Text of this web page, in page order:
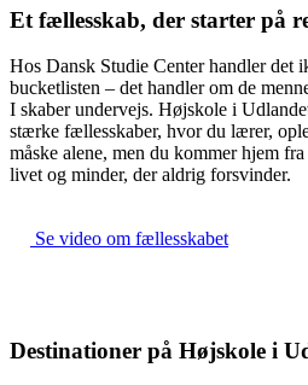
Et fællesskab, der starter på
Hos Dansk Studie Center handler det
bucketlisten – det handler om de
I skaber undervejs. Højskole i
stærke fællesskaber, hvor du lærer,
måske alene, men du kommer hjem
livet og minder, der aldrig forsvinder.
Se video om fællesskabet
Destinationer på Højskole i